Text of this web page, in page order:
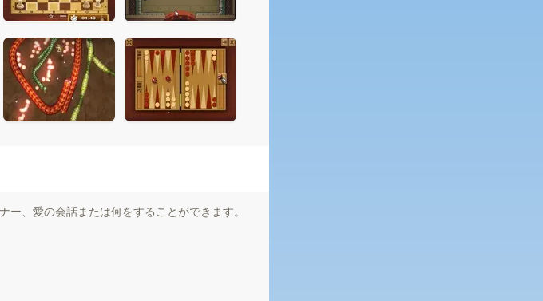
、愛の会話または何をすることができます。